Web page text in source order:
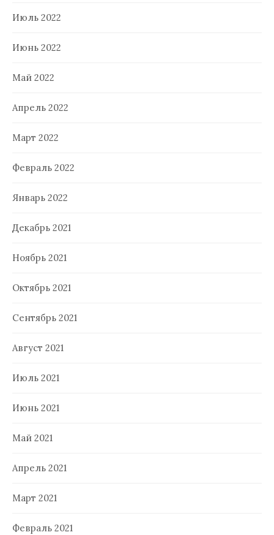
Июль 2022
Июнь 2022
Май 2022
Апрель 2022
Март 2022
Февраль 2022
Январь 2022
Декабрь 2021
Ноябрь 2021
Октябрь 2021
Сентябрь 2021
Август 2021
Июль 2021
Июнь 2021
Май 2021
Апрель 2021
Март 2021
Февраль 2021